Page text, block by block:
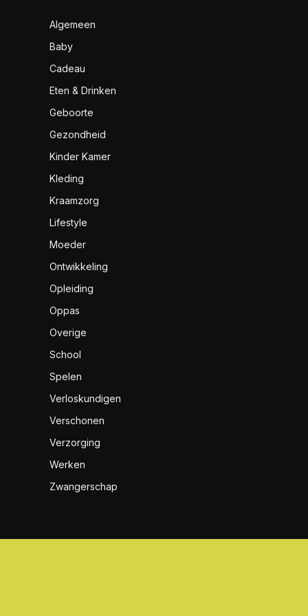
Algemeen
Baby
Cadeau
Eten & Drinken
Geboorte
Gezondheid
Kinder Kamer
Kleding
Kraamzorg
Lifestyle
Moeder
Ontwikkeling
Opleiding
Oppas
Overige
School
Spelen
Verloskundigen
Verschonen
Verzorging
Werken
Zwangerschap